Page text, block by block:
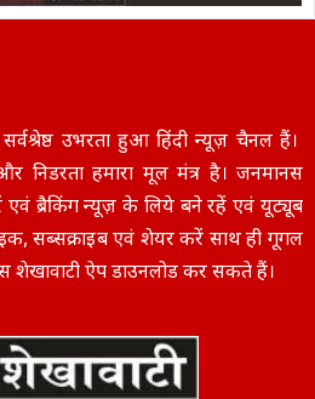
उभरता हुआ हिंदी न्यूज़ चैनल हैं।
निडरता हमारा मूल मंत्र है। जनमानस
एवं ब्रैकिंग न्यूज़ के लिये बने रहें एवं यूट्यूब
सब्सक्राइब एवं शेयर करें साथ ही गूगल
शेखावाटी ऐप डाउनलोड कर सकते हैं।